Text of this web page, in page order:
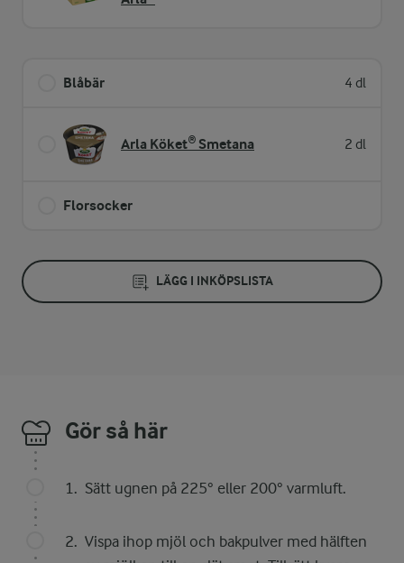
Blåbär 4 dl
Arla Köket® Smetana 2 dl
Florsocker
LÄGG I INKÖPSLISTA
Gör så här
Sätt ugnen på 225° eller 200° varmluft.
Vispa ihop mjöl och bakpulver med hälften